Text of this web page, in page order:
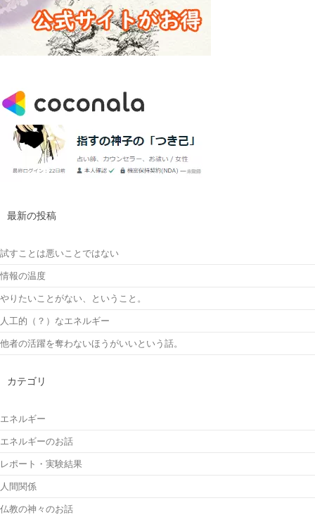
最新の投稿
試すことは悪いことではない
情報の温度
やりたいことがない、ということ。
人工的（？）なエネルギー
他者の活躍を奪わないほうがいいという話。
カテゴリ
エネルギー
エネルギーのお話
レポート・実験結果
人間関係
仏教の神々のお話